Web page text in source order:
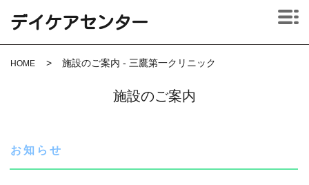
デイケアセンター
HOME 施設のご案内 - 三鷹第一クリニック
施設のご案内
お知らせ